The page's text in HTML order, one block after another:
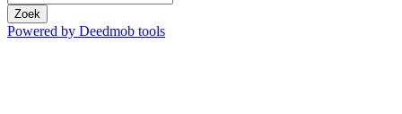
Zoek
Powered by Deedmob tools